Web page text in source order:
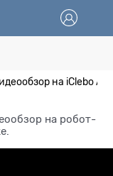
на iClebo
на робот-